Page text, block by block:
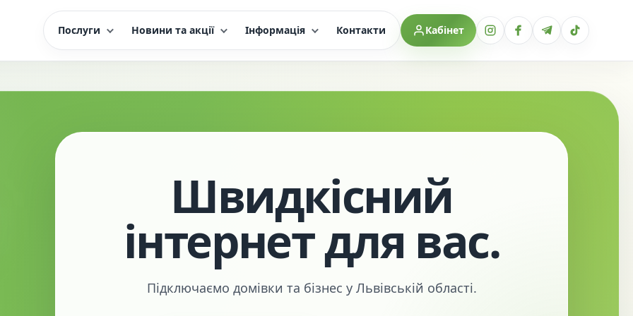
Послуги Новини та акції Інформація Контакти Кабінет
Швидкісний
інтернет для вас.
Підключаємо домівки та бізнес у Львівській області.